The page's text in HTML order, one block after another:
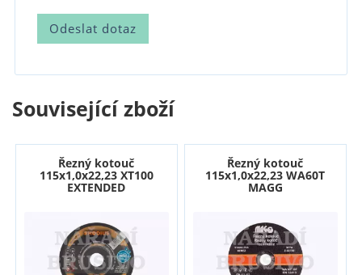
Související zboží
Řezný kotouč
115x1,0x22,23 XT100
EXTENDED
Řezný kotouč
115x1,0x22,23 WA60T
MAGG